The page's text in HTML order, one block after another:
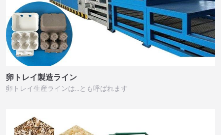
卵トレイ製造ライン
卵トレイ生産ラインは…とも呼ばれます